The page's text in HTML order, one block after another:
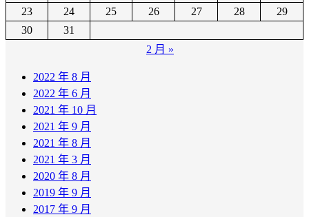
23
24 25 26 27 28
29
30
31
2 月 »
2022 年 8 月
2022 年 6 月
2021 年 10 月
2021 年 9 月
2021 年 8 月
2021 年 3 月
2020 年 8 月
2019 年 9 月
2017 年 9 月